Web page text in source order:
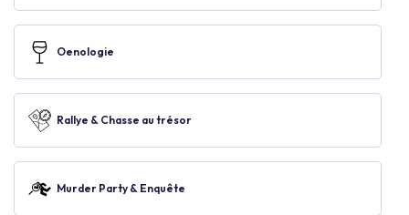
Oenologie
Rallye & Chasse au trésor
Murder Party & Enquête